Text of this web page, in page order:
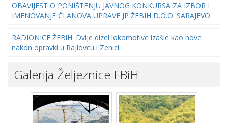
OBAVIJEST O PONIŠTENJU JAVNOG KONKURSA ZA IZBOR I
IMENOVANJE ČLANOVA UPRAVE JP ŽFBIH D.O.O. SARAJEVO
RADIONICE ŽFBiH: Dvije dizel lokomotive izašle kao nove
nakon opravki u Rajlovcu i Zenici
Galerija Željeznice FBiH